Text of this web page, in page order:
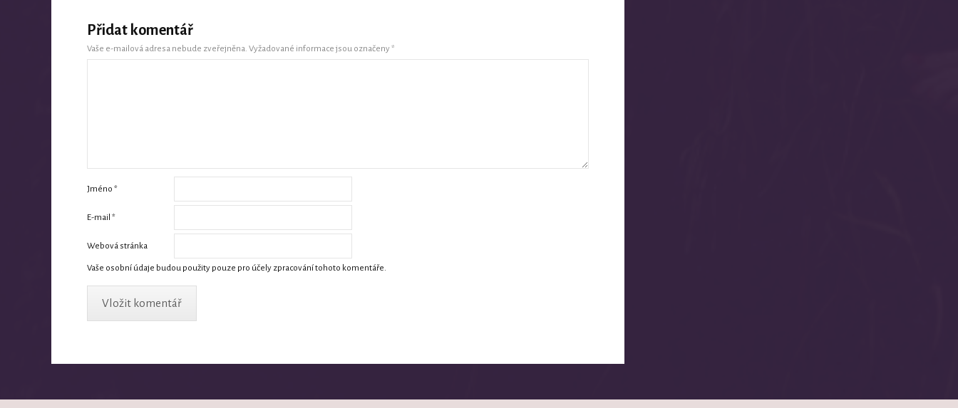
Přidat komentář
Vaše e-mailová adresa nebude zveřejněna. Vyžadované informace jsou označeny*
Jméno *
E-mail *
Webová stránka
Vaše osobní údaje budou použity pouze pro účely zpracování tohoto komentáře.